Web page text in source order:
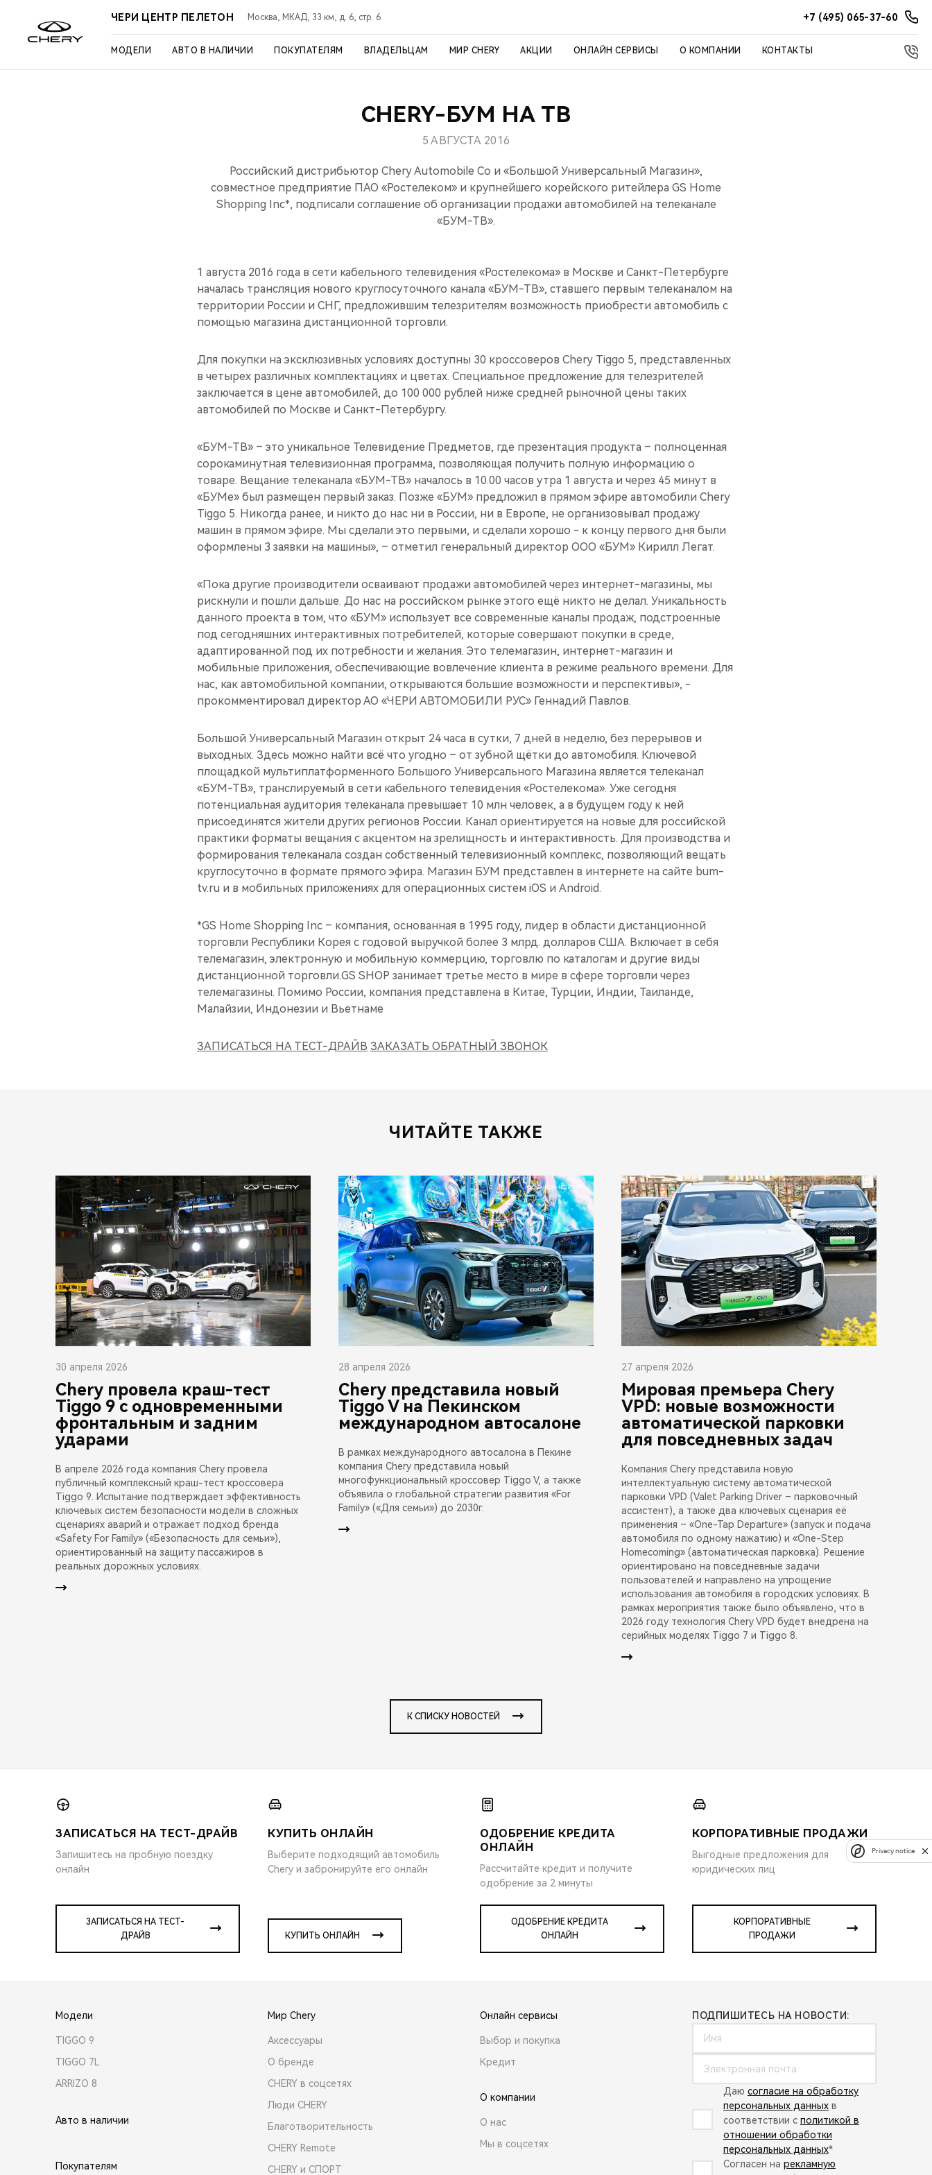
ЧЕРИ ЦЕНТР ПЕЛЕТОН Москва, МКАД, 33 км, д. 6, стр. 6 +7 (495) 065-37-60
МОДЕЛИ АВТО В НАЛИЧИИ ПОКУПАТЕЛЯМ ВЛАДЕЛЬЦАМ МИР CHERY АКЦИИ ОНЛАЙН СЕРВИСЫ О КОМПАНИИ КОНТАКТЫ
CHERY-БУМ НА ТВ
5 АВГУСТА 2016
Российский дистрибьютор Chery Automobile Co и «Большой Универсальный Магазин»,
совместное предприятие ПАО «Ростелеком» и крупнейшего корейского ритейлера GS Home
Shopping Inc*, подписали соглашение об организации продажи автомобилей на телеканале
«БУМ-ТВ».
1 августа 2016 года в сети кабельного телевидения «Ростелекома» в Москве и Санкт-Петербурге
началась трансляция нового круглосуточного канала «БУМ-ТВ», ставшего первым телеканалом на
территории России и СНГ, предложившим телезрителям возможность приобрести автомобиль с
помощью магазина дистанционной торговли.
Для покупки на эксклюзивных условиях доступны 30 кроссоверов Chery Tiggo 5, представленных
в четырех различных комплектациях и цветах. Специальное предложение для телезрителей
заключается в цене автомобилей, до 100 000 рублей ниже средней рыночной цены таких
автомобилей по Москве и Санкт-Петербургу.
«БУМ-ТВ» – это уникальное Телевидение Предметов, где презентация продукта – полноценная
сорокаминутная телевизионная программа, позволяющая получить полную информацию о
товаре. Вещание телеканала «БУМ-ТВ» началось в 10.00 часов утра 1 августа и через 45 минут в
«БУМе» был размещен первый заказ. Позже «БУМ» предложил в прямом эфире автомобили Chery
Tiggo 5. Никогда ранее, и никто до нас ни в России, ни в Европе, не организовывал продажу
машин в прямом эфире. Мы сделали это первыми, и сделали хорошо - к концу первого дня были
оформлены 3 заявки на машины», – отметил генеральный директор ООО «БУМ» Кирилл Легат.
«Пока другие производители осваивают продажи автомобилей через интернет-магазины, мы
рискнули и пошли дальше. До нас на российском рынке этого ещё никто не делал. Уникальность
данного проекта в том, что «БУМ» использует все современные каналы продаж, подстроенные
под сегодняшних интерактивных потребителей, которые совершают покупки в среде,
адаптированной под их потребности и желания. Это телемагазин, интернет-магазин и
мобильные приложения, обеспечивающие вовлечение клиента в режиме реального времени. Для
нас, как автомобильной компании, открываются большие возможности и перспективы», -
прокомментировал директор АО «ЧЕРИ АВТОМОБИЛИ РУС» Геннадий Павлов.
Большой Универсальный Магазин открыт 24 часа в сутки, 7 дней в неделю, без перерывов и
выходных. Здесь можно найти всё что угодно – от зубной щётки до автомобиля. Ключевой
площадкой мультиплатформенного Большого Универсального Магазина является телеканал
«БУМ-ТВ», транслируемый в сети кабельного телевидения «Ростелекома». Уже сегодня
потенциальная аудитория телеканала превышает 10 млн человек, а в будущем году к ней
присоединятся жители других регионов России. Канал ориентируется на новые для российской
практики форматы вещания с акцентом на зрелищность и интерактивность. Для производства и
формирования телеканала создан собственный телевизионный комплекс, позволяющий вещать
круглосуточно в формате прямого эфира. Магазин БУМ представлен в интернете на сайте bum-
tv.ru и в мобильных приложениях для операционных систем iOS и Android.
*GS Home Shopping Inc – компания, основанная в 1995 году, лидер в области дистанционной
торговли Республики Корея с годовой выручкой более 3 млрд. долларов США. Включает в себя
телемагазин, электронную и мобильную коммерцию, торговлю по каталогам и другие виды
дистанционной торговли.GS SHOP занимает третье место в мире в сфере торговли через
телемагазины. Помимо России, компания представлена в Китае, Турции, Индии, Таиланде,
Малайзии, Индонезии и Вьетнаме
ЗАПИСАТЬСЯ НА ТЕСТ-ДРАЙВ ЗАКАЗАТЬ ОБРАТНЫЙ ЗВОНОК
ЧИТАЙТЕ ТАКЖЕ
30 апреля 2026
Chery провела краш-тест
Tiggo 9 с одновременными
фронтальным и задним
ударами
В апреле 2026 года компания Chery провела
публичный комплексный краш-тест кроссовера
Tiggo 9. Испытание подтверждает эффективность
ключевых систем безопасности модели в сложных
сценариях аварий и отражает подход бренда
«Safety For Family» («Безопасность для семьи»),
ориентированный на защиту пассажиров в
реальных дорожных условиях.
28 апреля 2026
Chery представила новый
Tiggo V на Пекинском
международном автосалоне
В рамках международного автосалона в Пекине
компания Chery представила новый
многофункциональный кроссовер Tiggo V, а также
объявила о глобальной стратегии развития «For
Family» («Для семьи») до 2030г.
27 апреля 2026
Мировая премьера Chery
VPD: новые возможности
автоматической парковки
для повседневных задач
Компания Chery представила новую
интеллектуальную систему автоматической
парковки VPD (Valet Parking Driver – парковочный
ассистент), а также два ключевых сценария её
применения – «One-Tap Departure» (запуск и подача
автомобиля по одному нажатию) и «One-Step
Homecoming» (автоматическая парковка). Решение
ориентировано на повседневные задачи
пользователей и направлено на упрощение
использования автомобиля в городских условиях. В
рамках мероприятия также было объявлено, что в
2026 году технология Chery VPD будет внедрена на
серийных моделях Tiggo 7 и Tiggo 8.
К СПИСКУ НОВОСТЕЙ
ЗАПИСАТЬСЯ НА ТЕСТ-ДРАЙВ
Запишитесь на пробную поездку
онлайн
ЗАПИСАТЬСЯ НА ТЕСТ-
ДРАЙВ
КУПИТЬ ОНЛАЙН
Выберите подходящий автомобиль
Chery и забронируйте его онлайн
КУПИТЬ ОНЛАЙН
ОДОБРЕНИЕ КРЕДИТА
ОНЛАЙН
Рассчитайте кредит и получите
одобрение за 2 минуты
ОДОБРЕНИЕ КРЕДИТА
ОНЛАЙН
КОРПОРАТИВНЫЕ ПРОДАЖИ
Выгодные предложения для
юридических лиц
КОРПОРАТИВНЫЕ
ПРОДАЖИ
Модели
TIGGO 9
TIGGO 7L
ARRIZO 8
Авто в наличии
Покупателям
Мир Chery
Аксессуары
О бренде
CHERY в соцсетях
Люди CHERY
Благотворительность
CHERY Remote
CHERY и СПОРТ
Онлайн сервисы
Выбор и покупка
Кредит
О компании
О нас
Мы в соцсетях
ПОДПИШИТЕСЬ НА НОВОСТИ:
Даю согласие на обработку
персональных данных в
соответствии с политикой в
отношении обработки
персональных данных*
Согласен на рекламную
Privacy notice